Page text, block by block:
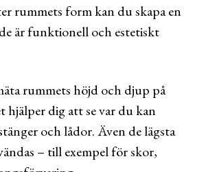
rummets form kan du skapa en
är funktionell och estetiskt
rummets höjd och djup på
hjälper dig att se var du kan
och lådor. Även de lägsta
– till exempel för skor,